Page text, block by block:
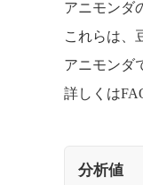
アニモンダ
これらは、
アニモンダ
詳しくは
分析値